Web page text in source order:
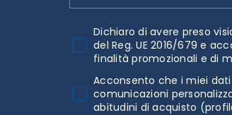
Dichiaro di avere preso
del Reg. UE 2016/679 e
finalità promozionali e di
Acconsento che i miei
comunicazioni
abitudini di acquisto